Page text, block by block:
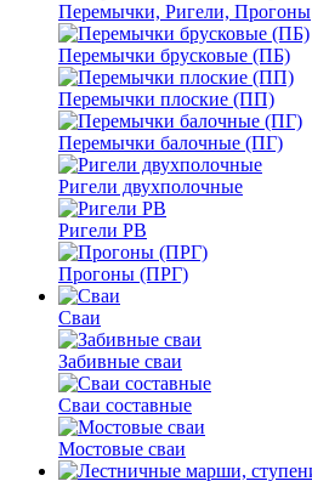
Перемычки, Ригели, Прогоны
Перемычки брусковые (ПБ)
Перемычки плоские (ПП)
Перемычки балочные (ПГ)
Ригели двухполочные
Ригели РВ
Прогоны (ПРГ)
Сваи
Забивные сваи
Сваи составные
Мостовые сваи